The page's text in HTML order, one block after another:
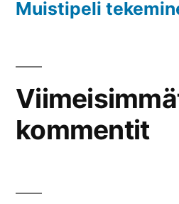
Muistipeli
kommentit